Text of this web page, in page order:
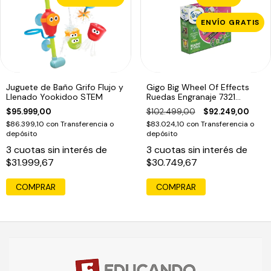
Juguete de Baño Grifo Flujo y
Llenado Yookidoo STEM
$95.999,00
$86.399,10 con Transferencia o
depósito
3 cuotas sin interés de
$31.999,67
ENVÍO GRATIS
Gigo Big Wheel Of Effects
Ruedas Engranaje 7321
Educando
$102.499,00 $92.249,00
$83.024,10 con Transferencia o
depósito
3 cuotas sin interés de
$30.749,67